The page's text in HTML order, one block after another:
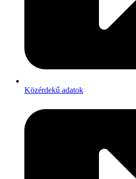
Közérdekű adatok